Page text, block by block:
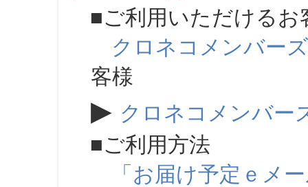
■ご利用いただけるお
クロネコメンバーズ
客様
▶ クロネコメンバー
■ご利用方法
「お届け予定ｅメ